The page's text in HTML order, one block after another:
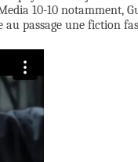
10-10 notamment,
passage une fiction